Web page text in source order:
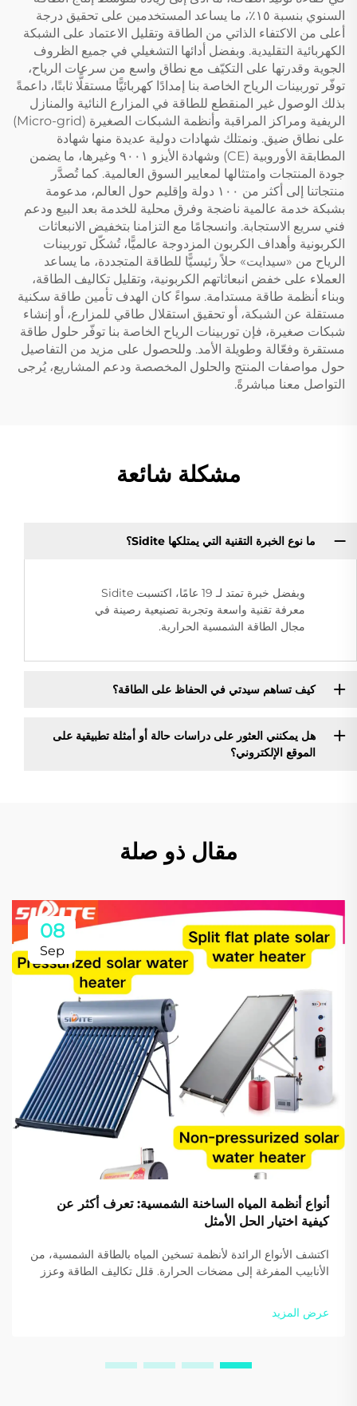
السنوي بنسبة ١٥٪، ما يساعد المستخدمين على تحقيق درجة
أعلى من الاكتفاء الذاتي من الطاقة وتقليل الاعتماد على الشبكة
الكهربائية التقليدية. وبفضل أدائها التشغيلي في جميع الظروف
الجوية وقدرتها على التكيّف مع نطاق واسع من سرعات الرياح،
توفّر توربينات الرياح الخاصة بنا إمدادًا كهربائيًّا مستقلًّا ثابتًا، داعمةً
بذلك الوصول غير المنقطع للطاقة في المزارع النائية والمنازل
الريفية ومراكز المراقبة وأنظمة الشبكات الصغيرة (Micro-grid)
على نطاق ضيق. ونمتلك شهادات دولية عديدة منها شهادة
المطابقة الأوروبية (CE) وشهادة الأيزو ٩٠٠١ وغيرها، ما يضمن
جودة المنتجات وامتثالها لمعايير السوق العالمية. كما تُصدَّر
منتجاتنا إلى أكثر من ١٠٠ دولة وإقليم حول العالم، مدعومة
بشبكة خدمة عالمية ناضجة وفرق محلية للخدمة بعد البيع ودعم
فني سريع الاستجابة. وانسجامًا مع التزامنا بتخفيض الانبعاثات
الكربونية وأهداف الكربون المزدوجة عالميًّا، تُشكّل توربينات
الرياح من «سيدايت» حلاً رئيسيًّا للطاقة المتجددة، ما يساعد
العملاء على خفض انبعاثاتهم الكربونية، وتقليل تكاليف الطاقة،
وبناء أنظمة طاقة مستدامة. سواءً كان الهدف تأمين طاقة سكنية
مستقلة عن الشبكة، أو تحقيق استقلال طاقي للمزارع، أو إنشاء
شبكات صغيرة، فإن توربينات الرياح الخاصة بنا توفّر حلول طاقة
مستقرة وفعّالة وطويلة الأمد. وللحصول على مزيد من التفاصيل
حول مواصفات المنتج والحلول المخصصة ودعم المشاريع، يُرجى
التواصل معنا مباشرةً.
مشكلة شائعة
ما نوع الخبرة التقنية التي يمتلكها Sidite؟
وبفضل خبرة تمتد لـ 19 عامًا، اكتسبت Sidite
معرفة تقنية واسعة وتجربة تصنيعية رصينة في
مجال الطاقة الشمسية الحرارية.
كيف تساهم سيدتي في الحفاظ على الطاقة؟
هل يمكنني العثور على دراسات حالة أو أمثلة تطبيقية على
الموقع الإلكتروني؟
مقال ذو صلة
08
Sep
أنواع أنظمة المياه الساخنة الشمسية: تعرف أكثر عن
كيفية اختيار الحل الأمثل
اكتشف الأنواع الرائدة لأنظمة تسخين المياه بالطاقة الشمسية، من
الأنابيب المفرغة إلى مضخات الحرارة. قلل تكاليف الطاقة وعزز
عرض المزيد